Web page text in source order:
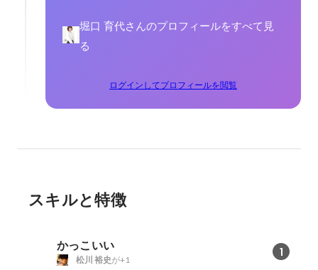
堀口 育代さんのプロフィールをすべて見
る
ログインしてプロフィールを閲覧
スキルと特徴
かっこいい 1
松川 裕史が+1